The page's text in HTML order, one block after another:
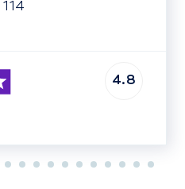
114
4.8